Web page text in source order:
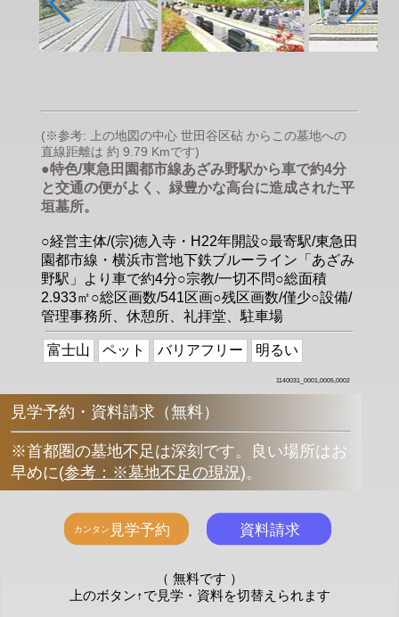
(※参考: 上の地図の中心 世田谷区砧 からこの墓地への
直線距離は 約 9.79 Kmです)
●特色/東急田園都市線あざみ野駅から車で約4分
と交通の便がよく、緑豊かな高台に造成された平
垣墓所。
○経営主体/(宗)徳入寺・H22年開設○最寄駅/東急田
園都市線・横浜市営地下鉄ブルーライン「あざみ
野駅」より車で約4分○宗教/一切不問○総面積
2.933㎡○総区画数/541区画○残区画数/僅少○設備/
管理事務所、休憩所、礼拝堂、駐車場
富士山 ペット バリアフリー 明るい
1140031_0001,0005,0002
見学予約・資料請求（無料）
※首都圏の墓地不足は深刻です。良い場所はお
早めに(参考：※墓地不足の現況)。
（ 無料です ）
上のボタン↑で見学・資料を切替えられます